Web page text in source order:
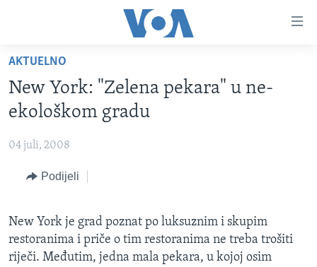
glavni
sadržaj
Pređi
na
glavnu
navigaciju
TV PROGRAM
VIDEO
FOTOGRAFIJE DANA
VIJESTI
SJEDINJENE AMERIČKE DRŽAVE
SVIJET
NAUKA I TEHNOLOGIJA
KORUPCIJA
SLOBODA MEDIJA
AKTUELNO
New York: "Zelena pekara" u ne-
ekološkom gradu
04 juli, 2008
Podijeli
New York je grad poznat po luksuznim i skupim
restoranima i priče o tim restoranima ne treba trošiti
riječi. Međutim, jedna mala pekara, u kojoj osim